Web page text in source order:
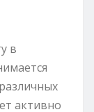
в
активно